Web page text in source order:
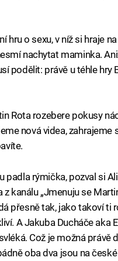
hru o sexu, v níž si hraje
nachytat maminka.
podělit: právě u téhle hry
Rota rozebere pokusy
nová videa, zahrajeme
padla rýmička, pozval si
kanálu „Jmenuju se
přesně tak, jako takoví ti
A Jakuba Ducháče aka
Což je možná právě
oba dva jsou na